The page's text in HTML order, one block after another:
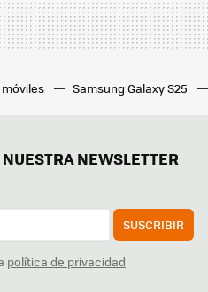
Samsung Galaxy S25
NEWSLETTER
SUSCRIBIR
política de privacidad